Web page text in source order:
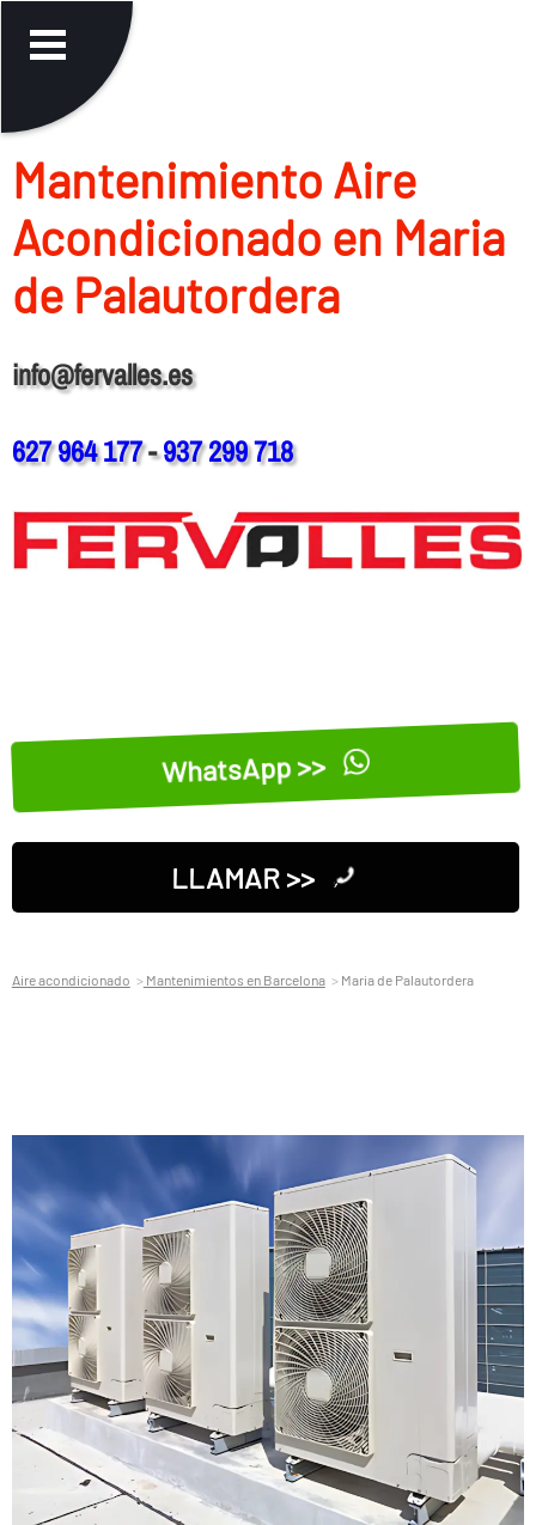
Mantenimiento Aire
Acondicionado en Maria
de Palautordera
info@fervalles.es
627 964 177-937 299 718
WhatsApp >>
LLAMAR >>
Aire acondicionado Mantenimientos en Barcelona Maria de Palautordera